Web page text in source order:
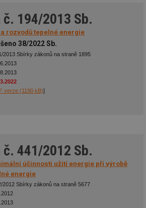
č. 194/2013 Sb.
rozvodů tepelné energie
38/2022 Sb.
2013 Sbírky zákonů na straně 1895
verze (1190 kB)]
č. 441/2012 Sb.
účinnosti užití energie při výrobě
energie
2012 Sbírky zákonů na straně 5677